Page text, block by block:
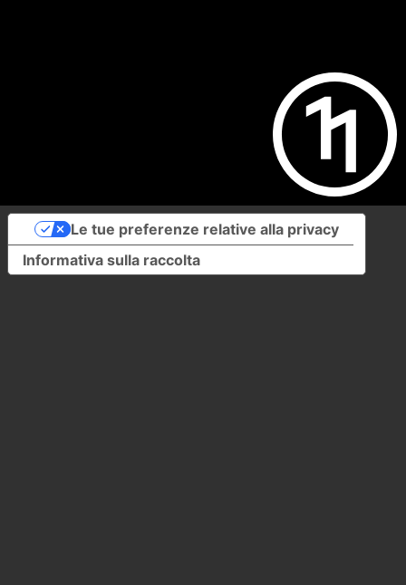
Informativa sulla raccolta
Le tue preferenze relative alla privacy